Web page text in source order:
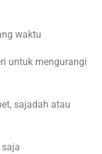
waktu
untuk mengurangi
sajadah atau